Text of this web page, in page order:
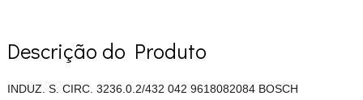
Descrição do Produto
INDUZ. S. CIRC. 3236.0.2/432 042 9618082084 BOSCH